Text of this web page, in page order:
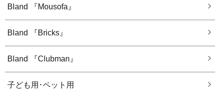
Bland 『Mousofa』
Bland 『Bricks』
Bland 『Clubman』
子ども用･ペット用